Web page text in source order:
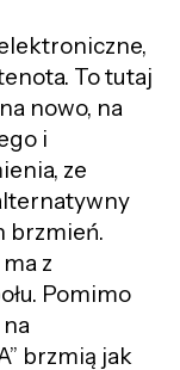
To tutaj
nowo, na
i
ze
brzmień.
z
Pomimo
brzmią jak